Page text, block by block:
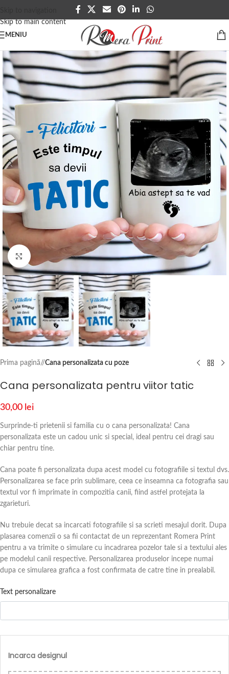
Skip to main content
MENIU
Click to enlarge
Prima pagină/ Cana personalizata cu poze
Cana personalizata pentru viitor tatic
30,00 lei
Surprinde-ti prietenii si familia cu o cana personalizata! Cana
personalizata este un cadou unic si special, ideal pentru cei dragi sau
chiar pentru tine.
Cana poate fi personalizata dupa acest model cu fotografiile si textul dvs.
Personalizarea se face prin sublimare, ceea ce inseamna ca fotografia sau
textul vor fi imprimate in compozitia canii, fiind astfel protejata la
zgarieturi.
Nu trebuie decat sa incarcati fotografiile si sa scrieti mesajul dorit. Dupa
plasarea comenzii o sa fii contactat de un reprezentant Romera Print
pentru a va trimite o simulare cu incadrarea pozelor tale si a textului ales
pe modelul canii respective. Personalizarea produselor incepe numai
dupa ce simularea grafica a fost confirmata de catre tine in prealabil.
Text personalizare
Incarca designul